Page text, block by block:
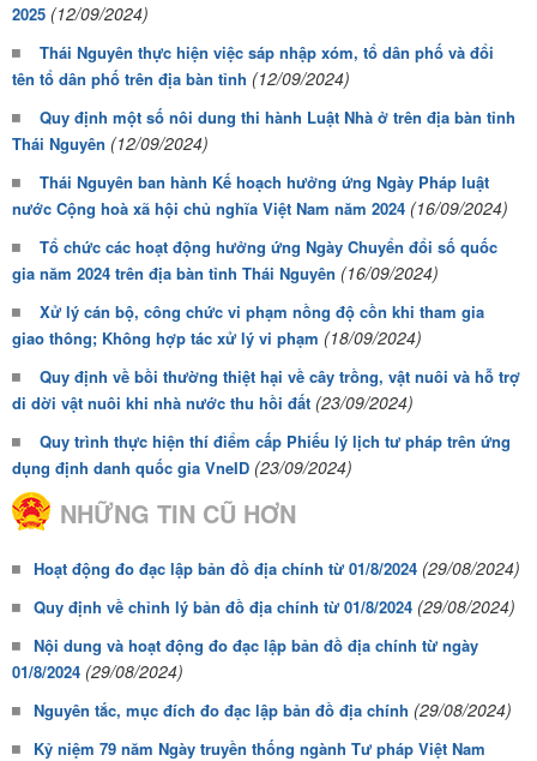
2025 (12/09/2024)
Thái Nguyên thực hiện việc sáp nhập xóm, tổ dân phố và đổi
tên tổ dân phố trên địa bàn tỉnh (12/09/2024)
Quy định một số nôi dung thi hành Luật Nhà ở trên địa bàn tỉnh
Thái Nguyên (12/09/2024)
Thái Nguyên ban hành Kế hoạch hưởng ứng Ngày Pháp luật
nước Cộng hoà xã hội chủ nghĩa Việt Nam năm 2024 (16/09/2024)
Tổ chức các hoạt động hưởng ứng Ngày Chuyển đổi số quốc
gia năm 2024 trên địa bàn tỉnh Thái Nguyên (16/09/2024)
Xử lý cán bộ, công chức vi phạm nồng độ cồn khi tham gia
giao thông; Không hợp tác xử lý vi phạm (18/09/2024)
Quy định về bồi thường thiệt hại về cây trồng, vật nuôi và hỗ trợ
di dời vật nuôi khi nhà nước thu hồi đất (23/09/2024)
Quy trình thực hiện thí điểm cấp Phiếu lý lịch tư pháp trên ứng
dụng định danh quốc gia VneID (23/09/2024)
NHỮNG TIN CŨ HƠN
Hoạt động đo đạc lập bản đồ địa chính từ 01/8/2024 (29/08/2024)
Quy định về chỉnh lý bản đồ địa chính từ 01/8/2024 (29/08/2024)
Nội dung và hoạt động đo đạc lập bản đồ địa chính từ ngày
01/8/2024 (29/08/2024)
Nguyên tắc, mục đích đo đạc lập bản đồ địa chính (29/08/2024)
Kỷ niệm 79 năm Ngày truyền thống ngành Tư pháp Việt Nam